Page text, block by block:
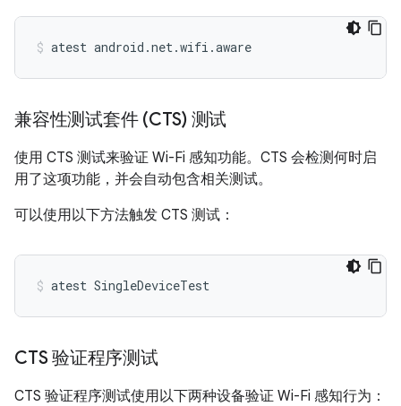
atest android.net.wifi.aware
兼容性测试套件 (CTS) 测试
使用 CTS 测试来验证 Wi-Fi 感知功能。CTS 会检测何时启
用了这项功能，并会自动包含相关测试。
可以使用以下方法触发 CTS 测试：
atest SingleDeviceTest
CTS 验证程序测试
CTS 验证程序测试使用以下两种设备验证 Wi-Fi 感知行为：